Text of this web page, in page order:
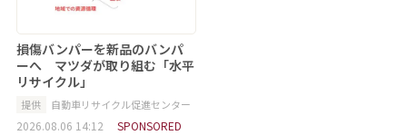
損傷バンパーを新品のバンパ
ーへ マツダが取り組む「水平
リサイクル」
提供 自動車リサイクル促進センター
2026.08.06 14:12 SPONSORED